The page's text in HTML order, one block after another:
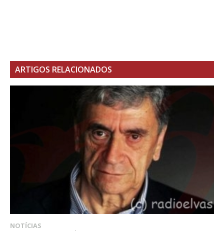
ARTIGOS RELACIONADOS
NOTÍCIAS